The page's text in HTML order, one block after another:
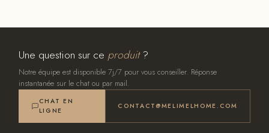
Une question sur ce produit?
Notre équipe est disponible 7j/7 pour vous conseiller. Réponse
instantanée sur le chat ou par mail.
CHAT EN
LIGNE
CONTACT@MELIMELHOME.COM